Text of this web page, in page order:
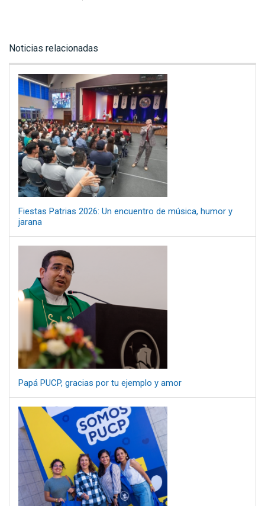
Noticias relacionadas
Fiestas Patrias 2026: Un encuentro de música, humor y
jarana
Papá PUCP, gracias por tu ejemplo y amor